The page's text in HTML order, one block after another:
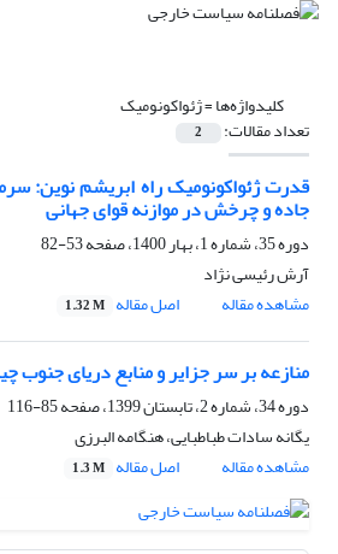
کلیدواژه‌ها =ژئواکونومیک
تعداد مقالات: 2
قدرت ژئواکونومیک راه ابریشم نوین:
جاده و چرخش در موازنه قوای جهانی
دوره 35، شماره 1، بهار 1400، صفحه
53-82
آرش رئیسی نژاد
مشاهده مقاله
اصل مقاله 1.32 M
منازعه بر سر جزایر و منابع دریای جنوب
دوره 34، شماره 2، تابستان 1399، صفحه
85-116
یگانه سادات طباطبایی، هنگامه البرزی
مشاهده مقاله
اصل مقاله 1.3 M